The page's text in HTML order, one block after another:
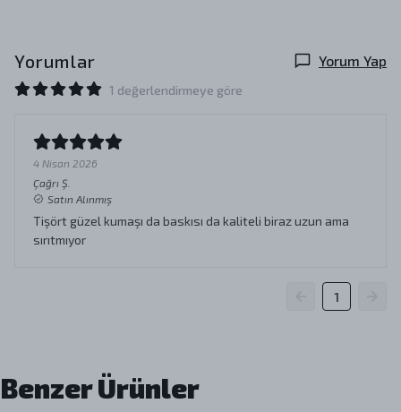
Yorumlar Yorum Yap
1 değerlendirmeye göre
4 Nisan 2026
Çağrı Ş.
Satın Alınmış
Tişört güzel kumaşı da baskısı da kaliteli biraz uzun ama
sırıtmıyor
1
Benzer Ürünler